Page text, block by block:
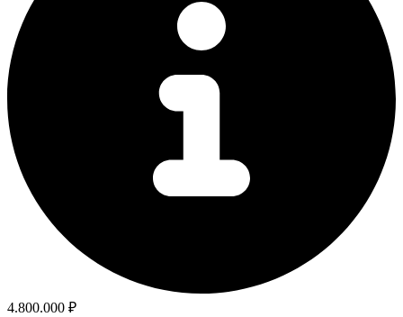
4.800.000 ₽